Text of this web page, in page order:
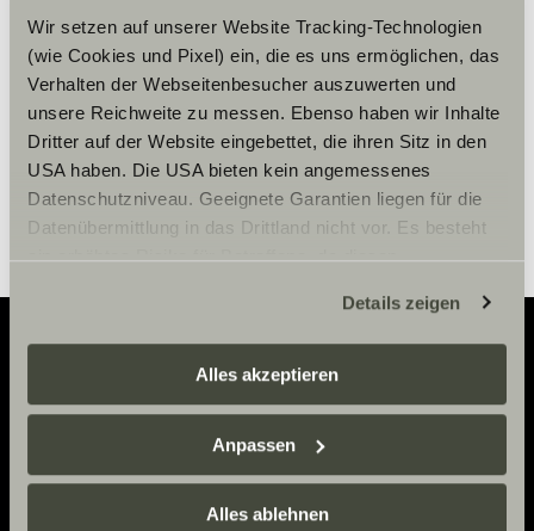
Wir setzen auf unserer Website Tracking-Technologien
(wie Cookies und Pixel) ein, die es uns ermöglichen, das
Verhalten der Webseitenbesucher auszuwerten und
unsere Reichweite zu messen. Ebenso haben wir Inhalte
Dritter auf der Website eingebettet, die ihren Sitz in den
USA haben. Die USA bieten kein angemessenes
Datenschutzniveau. Geeignete Garantien liegen für die
Datenübermittlung in das Drittland nicht vor. Es besteht
ein erhöhtes Risiko für Betroffene, da diesen
zustehen. Eingesetzte Dienstleister können Daten für
eigene Zwecke verarbeiten und mit anderen Daten
zusammenführen. Weitere Informationen finden Sie hier:
Datenschutzerklärung
einzelne Cookies/Dienste in den Einstellungen aus,
erteilen Sie uns Ihre Einwilligung zur Verarbeitung Ihrer
Daten zu den genannten Zwecken. Die Einwilligung ist
Details zeigen
Alles akzeptieren
Anpassen
Alles ablehnen
Cookie-instellingen
Adventure